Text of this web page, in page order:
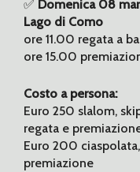
✅ Domenica 08
Lago di Como
ore 11.00 regata a
ore 15.00
Costo a persona:
Euro 250 slalom,
regata e
Euro 200
premiazione